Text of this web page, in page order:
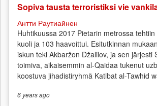
Sopiva tausta terroristiksi vie
Антти Раутиайнен
Huhtikuussa 2017 Pietarin metrossa
kuoli ja 103 haavoittui. Esitutkinnan
iskun teki Akbaržon Džalilov, ja sen järjesti
toimiva, aikaisemmin al-Qaidaa tukenut
koostuva jihadistiryhmä Katibat al-Tawhid
6 yearsago